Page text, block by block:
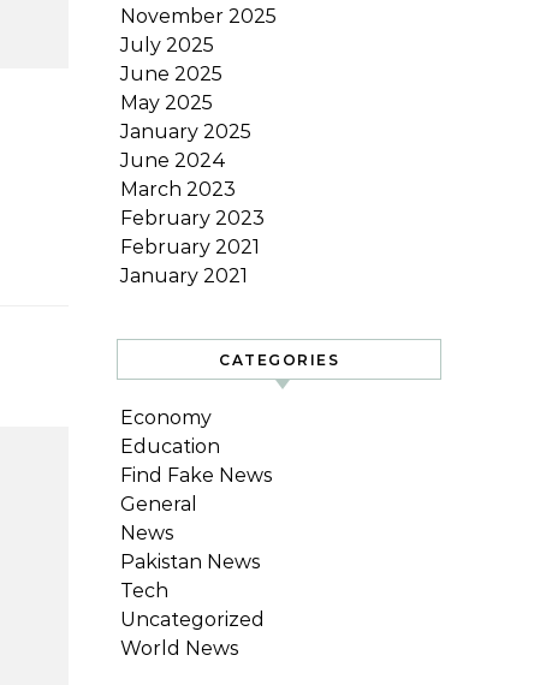
November 2025
July 2025
June 2025
May 2025
January 2025
June 2024
March 2023
February 2023
February 2021
January 2021
CATEGORIES
Economy
Education
Find Fake News
General
News
Pakistan News
Tech
Uncategorized
World News